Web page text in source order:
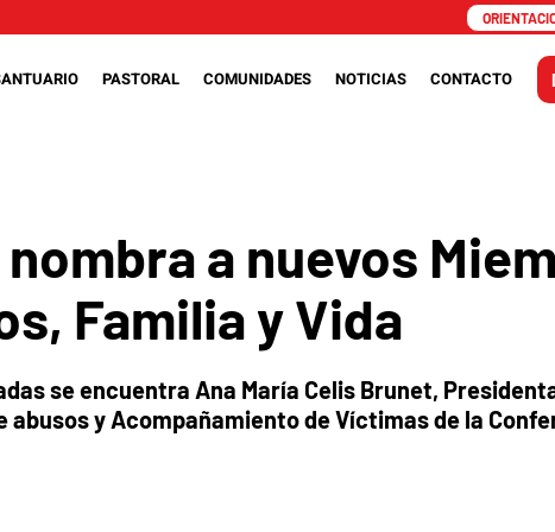
PASTORAL COMUNIDADES NOTICIAS CONTACTO
a nuevos
Familia y Vida
se encuentra Ana María Celis Brunet,
abusos y Acompañamiento de Víctimas de la